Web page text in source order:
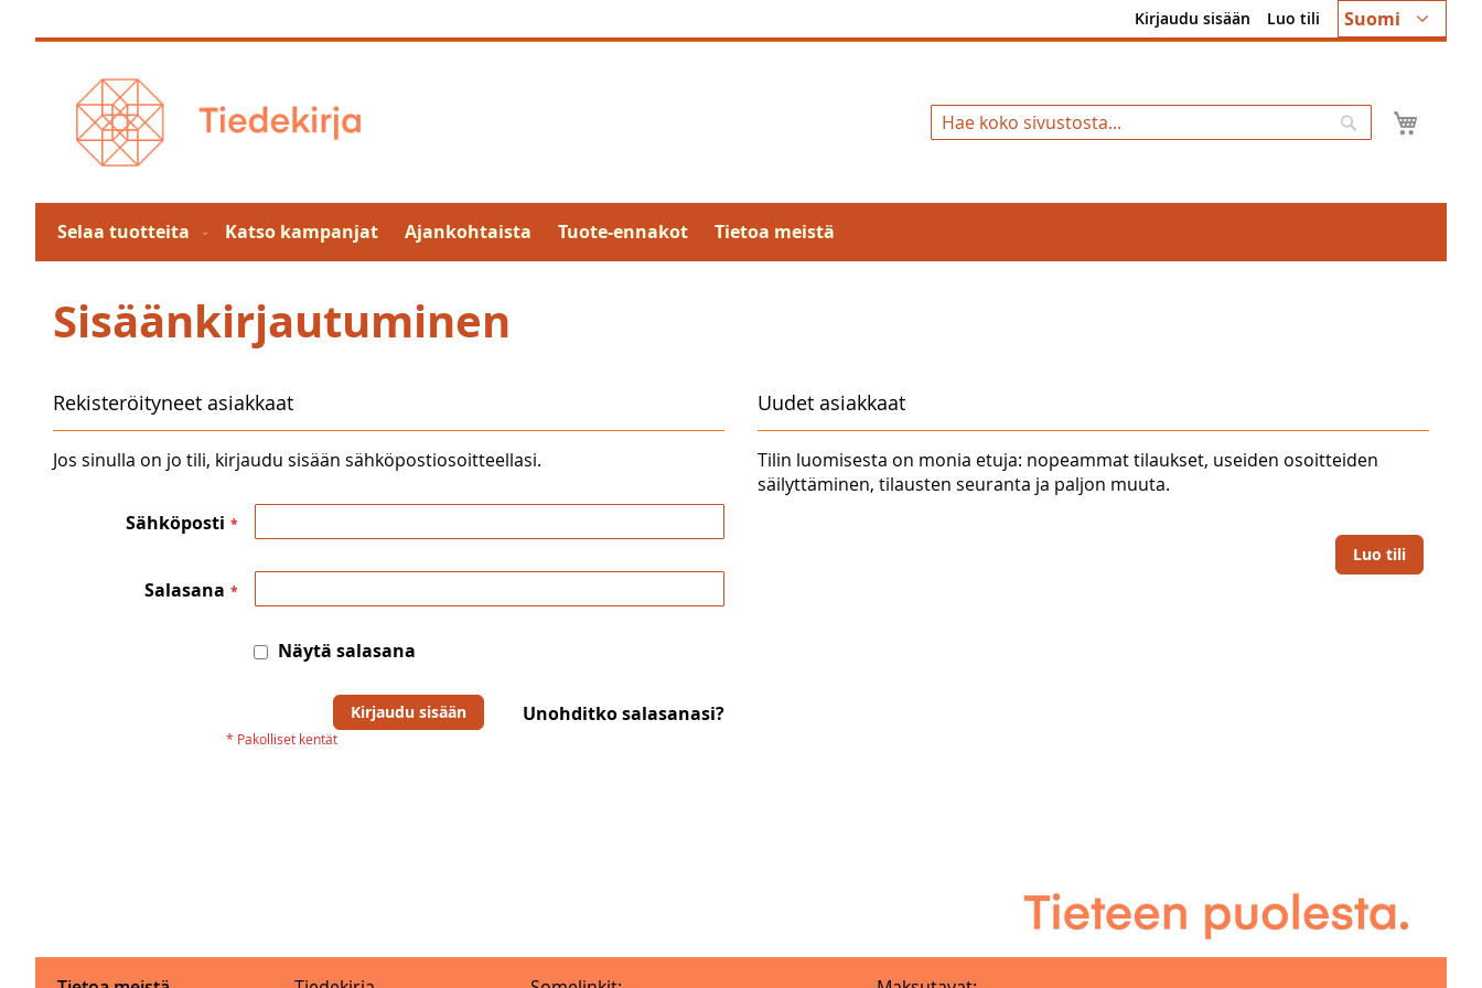
to
Kieli
Suomi
Kirjaudu sisään Luo tili
Hae
Selaa tuotteita Katso kampanjat Ajankohtaista Tuote-ennakot Tietoa meistä
Sisäänkirjautuminen
Rekisteröityneet asiakkaat
Jos sinulla on jo tili, kirjaudu sisään sähköpostiosoitteellasi.
Sähköposti
Salasana
Näytä salasana
Kirjaudu sisään Unohditko salasanasi?
Uudet asiakkaat
Tilin luomisesta on monia etuja: nopeammat tilaukset, useiden osoitteiden
säilyttäminen, tilausten seuranta ja paljon muuta.
Luo tili